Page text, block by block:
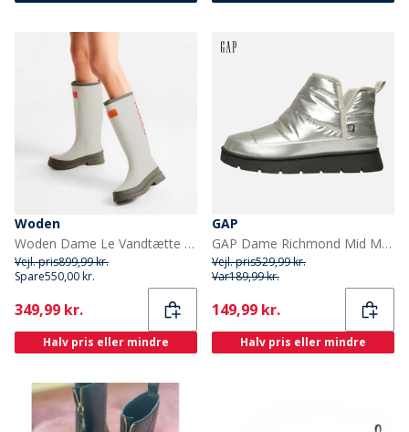
Woden
Woden Dame Le Vandtætte Gummestøvler 149 Stone
Vejl. pris899,99 kr.
Spare550,00 kr.
Current
349,99 kr.
Halv pris eller mindre
GAP
GAP Dame Richmond Mid Metallic Snow Støvler Sølv
Vejl. pris529,99 kr.
Var189,99 kr.
Current
149,99 kr.
Halv pris eller mindre